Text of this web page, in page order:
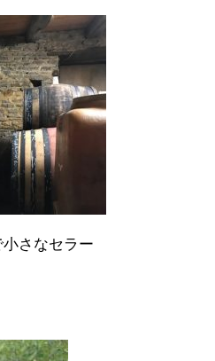
さなセラー